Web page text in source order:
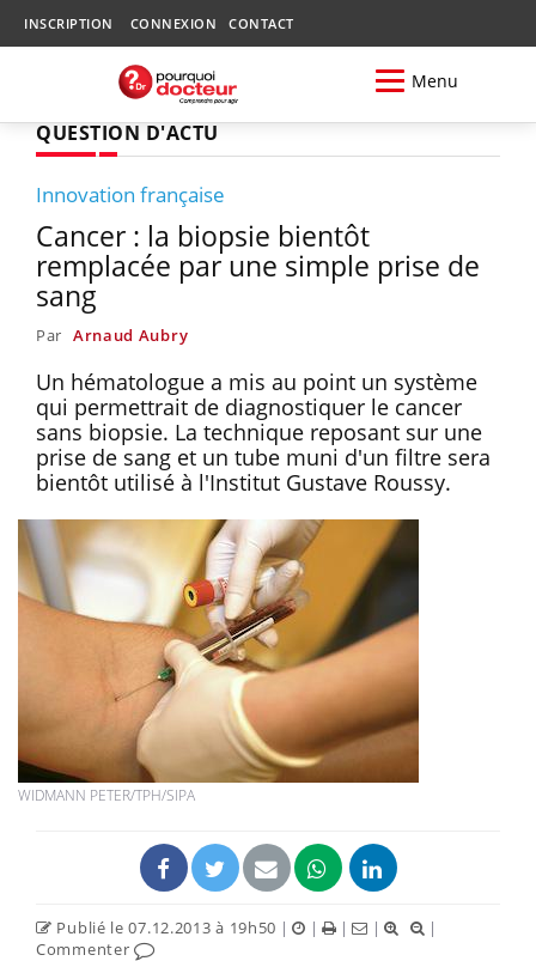
INSCRIPTION CONNEXION CONTACT
Menu
QUESTION D'ACTU
Innovation française
Cancer : la biopsie bientôt
remplacée par une simple prise de
sang
Par Arnaud Aubry
Un hématologue a mis au point un système
qui permettrait de diagnostiquer le cancer
sans biopsie. La technique reposant sur une
prise de sang et un tube muni d'un filtre sera
bientôt utilisé à l'Institut Gustave Roussy.
WIDMANN PETER/TPH/SIPA
Publié le 07.12.2013 à 19h50 | | | |
|
Commenter